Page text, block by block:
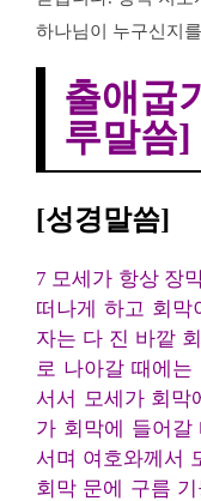
하나님이 누구신지
출애굽
루말씀]
[성경말씀]
7 모세가 항상 장
떠나게 하고 회막
자는 다 진 바깥
로 나아갈 때에는
서서 모세가 회막
가 회막에 들어갈
서며 여호와께서
회막 문에 구름